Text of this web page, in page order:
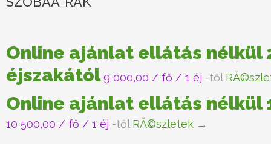
Online ajánlat ellátás nélkül
éjszakától 9 000,00 / fő / 1 éj -től
Online ajánlat ellátás nélkül
10 500,00 / fő / 1 éj -től RĂ©szletek →